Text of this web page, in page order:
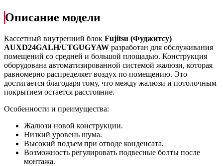
Описание модели
Кассетный внутренний блок Fujitsu (Фуджитсу)
AUXD24GALH/UTGUGYAW разработан для обслуживания
помещений со средней и большой площадью. Конструкция
оборудована автоматизированной системой жалюзи, которая
равномерно распределяет воздух по помещению. Это
достигается благодаря тому, что между жалюзи и потолочным
покрытием остается расстояние.
Особенности и преимущества:
Жалюзи новой конструкции.
Низкий уровень шума.
Высокий подъем при отводе конденсата.
Возможность регулировать подвесные болты после
монтажа.